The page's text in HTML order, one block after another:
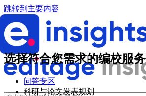
跳转到主要内容
选择符合您需求的编校服务
问答专区
科研与论文发表规划